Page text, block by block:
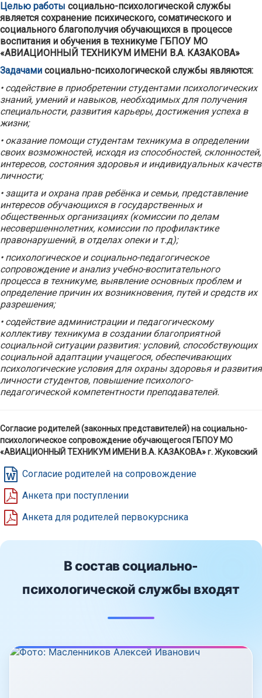
Целью работы социально-психологической службы
является сохранение психического, соматического и
социального благополучия обучающихся в процессе
воспитания и обучения в техникуме ГБПОУ МО
«АВИАЦИОННЫЙ ТЕХНИКУМ ИМЕНИ В.А. КАЗАКОВА»
Задачами социально-психологической службы являются:
• содействие в приобретении студентами психологических
знаний, умений и навыков, необходимых для получения
специальности, развития карьеры, достижения успеха в
жизни;
• оказание помощи студентам техникума в определении
своих возможностей, исходя из способностей, склонностей,
интересов, состояния здоровья и индивидуальных качеств
личности;
• защита и охрана прав ребёнка и семьи, представление
интересов обучающихся в государственных и
общественных организациях (комиссии по делам
несовершеннолетних, комиссии по профилактике
правонарушений, в отделах опеки и т.д);
• психологическое и социально-педагогическое
сопровождение и анализ учебно-воспитательного
процесса в техникуме, выявление основных проблем и
определение причин их возникновения, путей и средств их
разрешения;
• содействие администрации и педагогическому
коллективу техникума в создании благоприятной
социальной ситуации развития: условий, способствующих
социальной адаптации учащегося, обеспечивающих
психологические условия для охраны здоровья и развития
личности студентов, повышение психолого-
педагогической компетентности преподавателей.
Согласие родителей (законных представителей) на социально-
психологическое сопровождение обучающегося ГБПОУ МО
«АВИАЦИОННЫЙ ТЕХНИКУМ ИМЕНИ В.А. КАЗАКОВА» г. Жуковский
Согласие родителей на сопровождение
Анкета при поступлении
Анкета для родителей первокурсника
В состав социально-
психологической службы входят